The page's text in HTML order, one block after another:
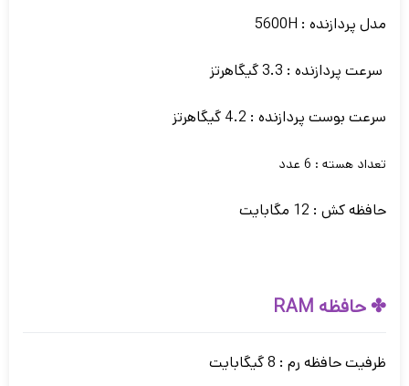
مدل پردازنده : 5600H
سرعت پردازنده : 3.3 گیگاهرتز
سرعت بوست پردازنده : 4.2 گیگاهرتز
تعداد هسته : 6 عدد
حافظه کش : 12 مگابایت
✤ حافظه RAM
ظرفیت حافظه رم : 8 گیگابایت